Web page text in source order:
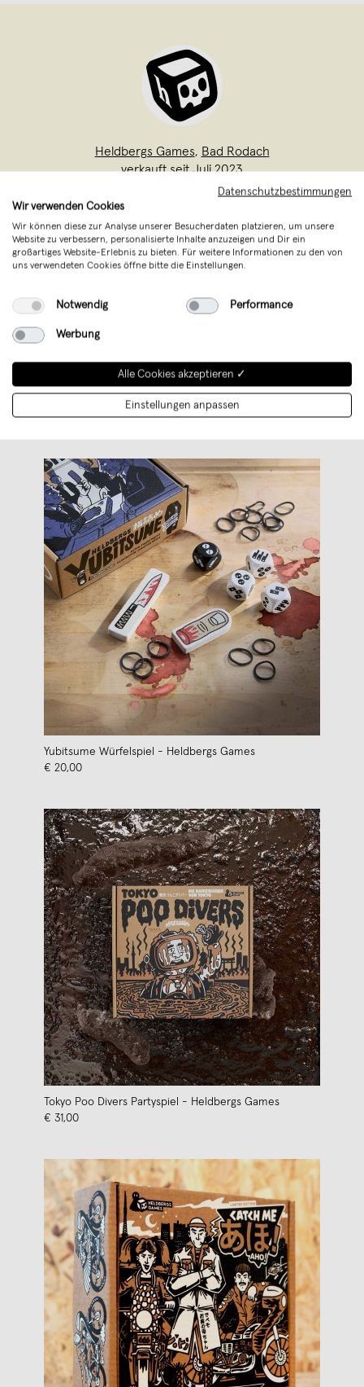
Heldbergs Games, Bad Rodach
verkauft seit Juli 2023
Wir bei Heldbergs Games wollen Spaß,
ehrlichen Kampf, Adrenalin – und Spiele
abseits vom Mainstream. Heldbergs
Games, das sind fünf Verrückte, die ihr
Können einsetzen für was ganz Großes.
Weiterlesen
Yubitsume Würfelspiel - Heldbergs Games
€ 20,00
Tokyo Poo Divers Partyspiel - Heldbergs Games
€ 31,00
Datenschutzbestimmungen
Wir verwenden Cookies
Wir können diese zur Analyse unserer Besucherdaten platzieren, um unsere
Website zu verbessern, personalisierte Inhalte anzuzeigen und Dir ein
großartiges Website-Erlebnis zu bieten. Für weitere Informationen zu den von
uns verwendeten Cookies öffne bitte die Einstellungen.
Notwendig Performance
Werbung
Alle Cookies akzeptieren ✓
Einstellungen anpassen